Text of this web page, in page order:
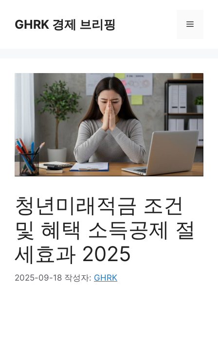
GHRK 경제 브리핑 메
청년미래적금 조건
및 혜택 소득공제 절
세효과 2025
2025-09-18 작성자: GHRK